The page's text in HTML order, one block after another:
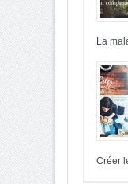
La
Créer